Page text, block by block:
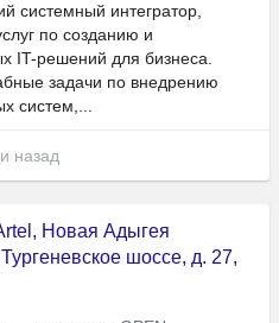
системный интегратор,
по созданию и
IT-решений для бизнеса.
задачи по внедрению
систем,...
назад
Новая Адыгея
шоссе, д. 27,